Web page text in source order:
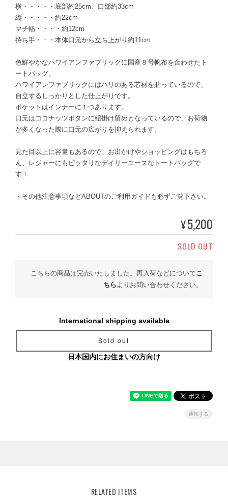
横・・・・・底部約25cm、口部約33cm
縦・・・・・約22cm
マチ幅・・・・約12cm
持ち手・・・本体口元から立ち上がり約11cm
色鮮やかなハワイアンファブリックに国産８号帆布を合わせたト
ートバッグ。
ハワイアンファブリックにはハリのある芯材を貼っているので、
自立するしっかりとした仕上がりです。
ポケットはインナーに１つあります。
口元はココナッツボタンに紐掛け留めとなっているので、お荷物
が多くなった際に口元の広がりを抑えられます。
見た目以上に容量もあるので、お出かけやショッピングはもちろ
ん、レジャーにもピッタリなデイリーユースなトートバッグで
す！
・その他注意事項などABOUTのご利用ガイドも必ずご覧下さい。
¥5,200
SOLD OUT
こちらの商品は完売いたしました。再入荷などについてこ
ちら よりお問い合わせください。
International shipping available
Sold out
日本国内にお住まいの方向け
通報する
RELATED ITEMS